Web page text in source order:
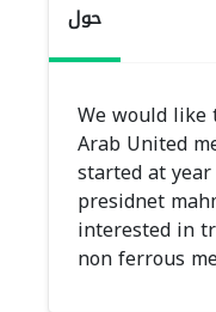
حول
We would like
Arab United
started at
presidnet
interested in
non ferrous